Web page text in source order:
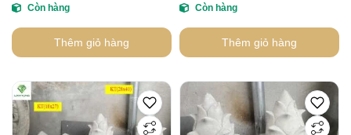
Còn hàng
Thêm giỏ hàng
Còn hàng
Thêm giỏ hàng